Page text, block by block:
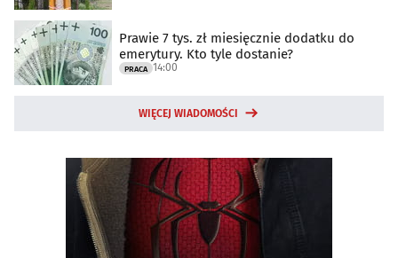
Prawie 7 tys. zł miesięcznie dodatku do
emerytury. Kto tyle dostanie?
PRACA 14:00
WIĘCEJ WIADOMOŚCI